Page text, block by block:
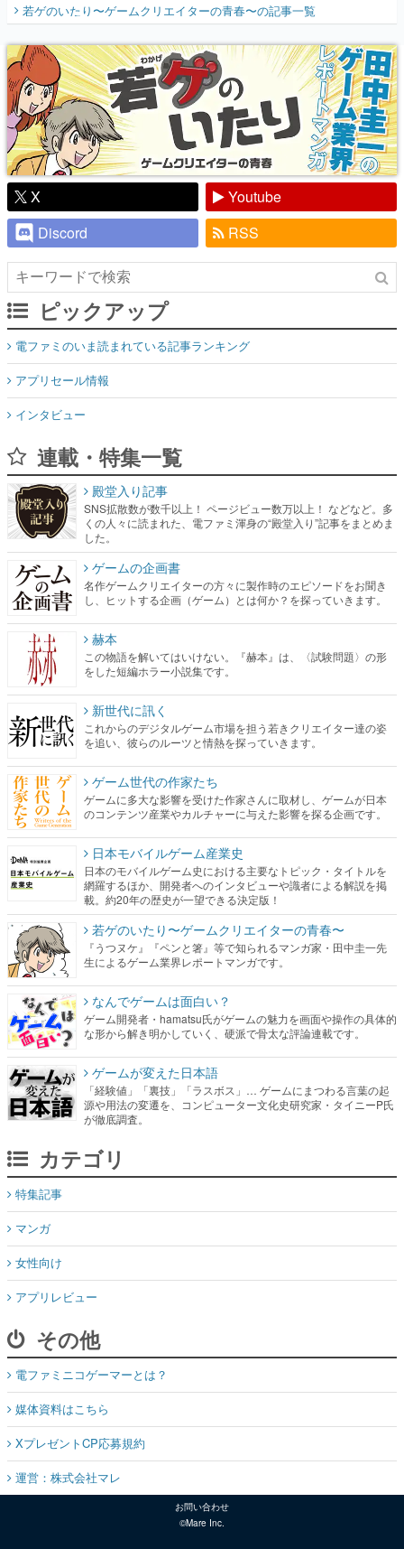
『少年ジャンプ』色だった【若ゲのいた
り】
若ゲのいたり〜ゲームクリエイターの青春〜の記事一覧
X
Youtube
Discord
RSS
ピックアップ
電ファミのいま読まれている記事ランキング
アプリセール情報
インタビュー
連載・特集一覧
殿堂入り記事
SNS拡散数が数千以上！ ページビュー数万以上！ などなど。多
くの人々に読まれた、電ファミ渾身の“殿堂入り”記事をまとめま
した。
ゲームの企画書
名作ゲームクリエイターの方々に製作時のエピソードをお聞き
し、ヒットする企画（ゲーム）とは何か？を探っていきます。
赫本
この物語を解いてはいけない。『赫本』は、〈試験問題〉の形
をした短編ホラー小説集です。
新世代に訊く
これからのデジタルゲーム市場を担う若きクリエイター達の姿
を追い、彼らのルーツと情熱を探っていきます。
ゲーム世代の作家たち
ゲームに多大な影響を受けた作家さんに取材し、ゲームが日本
のコンテンツ産業やカルチャーに与えた影響を探る企画です。
日本モバイルゲーム産業史
日本のモバイルゲーム史における主要なトピック・タイトルを
網羅するほか、開発者へのインタビューや識者による解説を掲
載。約20年の歴史が一望できる決定版！
若ゲのいたり〜ゲームクリエイターの青春〜
『うつヌケ』『ペンと箸』等で知られるマンガ家・田中圭一先
生によるゲーム業界レポートマンガです。
なんでゲームは面白い？
ゲーム開発者・hamatsu氏がゲームの魅力を画面や操作の具体的
な形から解き明かしていく、硬派で骨太な評論連載です。
ゲームが変えた日本語
「経験値」「裏技」「ラスボス」… ゲームにまつわる言葉の起
源や用法の変遷を、コンピューター文化史研究家・タイニーP氏
が徹底調査。
カテゴリ
特集記事
マンガ
女性向け
アプリレビュー
その他
電ファミニコゲーマーとは？
媒体資料はこちら
XプレゼントCP応募規約
運営：株式会社マレ
お問い合わせ
©Mare Inc.